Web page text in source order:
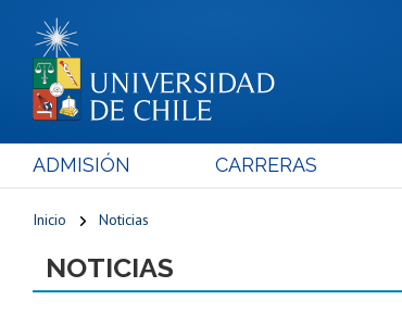
ADMISIÓN CARRERAS
Inicio Noticias
NOTICIAS